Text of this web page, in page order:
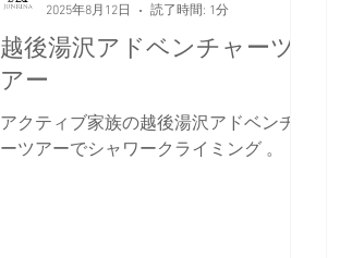
越後湯沢アドベンチャーツ
アー
アクティブ家族の越後湯沢アドベンチャ
ーツアーでシャワークライミング 。
2025年8月12日
読了時間: 1分